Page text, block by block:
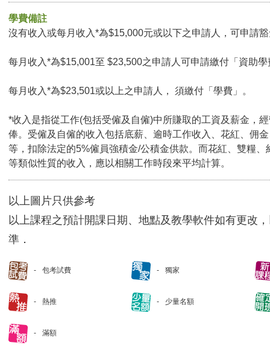
學費備註
沒有收入或每月收入*為$15,000元或以下之申請人，可申請
每月收入*為$15,001至 $23,500之申請人可申請繳付「資助學
每月收入*為$23,501或以上之申請人， 須繳付「學費」。
*收入是指從工作(包括受僱及自僱)中所賺取的工資及薪金，
俸。受僱及自僱的收入包括底薪、逾時工作收入、花紅、佣
等，扣除法定的5%僱員強積金/公積金供款。而花紅、雙糧、
等類似性質的收入，應以相關工作時段來平均計算。
以上圖片只供參考
以上課程之預計開課日期、地點及教學軟件如有更改
準．
包考試費 獨家
熱推 少量名額
滿額